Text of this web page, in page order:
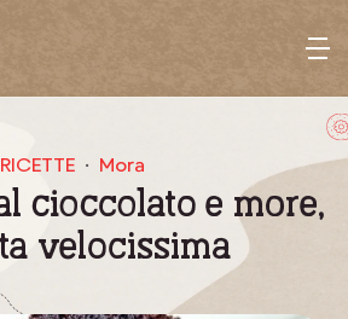
M
e
u
RICETTE Mora
cioccolato e more,
velocissima